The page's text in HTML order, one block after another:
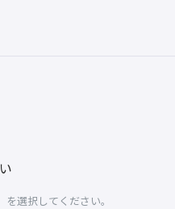
選択してください。